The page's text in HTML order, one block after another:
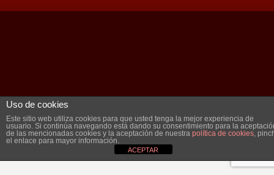
Uso de cookies
Este sitio web utiliza cookies para que usted tenga la mejor experiencia de
usuario. Si continúa navegando está dando su consentimiento para la
de las mencionadas cookies y la aceptación de nuestra política de cookies,
el enlace para mayor información.
ACEPTAR